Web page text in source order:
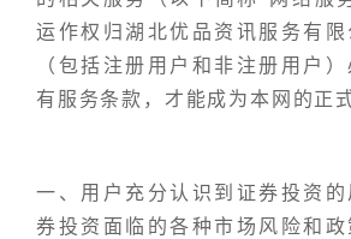
运作权归湖北优品资讯服务有
（包括注册用户和非注册用户
有服务条款，才能成为本网的正
一、用户充分认识到证券投资
券投资面临的各种市场风险和